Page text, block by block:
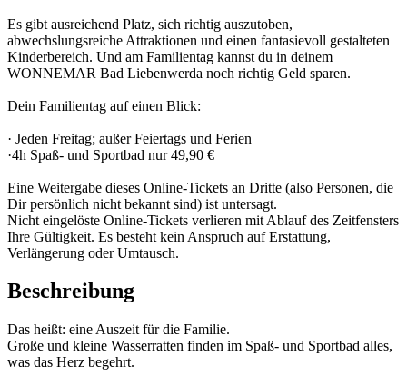
Es gibt ausreichend Platz, sich richtig auszutoben,
abwechslungsreiche Attraktionen und einen fantasievoll gestalteten
Kinderbereich. Und am Familientag kannst du in deinem
WONNEMAR Bad Liebenwerda noch richtig Geld sparen.
Dein Familientag auf einen Blick:
· Jeden Freitag; außer Feiertags und Ferien
·4h Spaß- und Sportbad nur 49,90 €
Eine Weitergabe dieses Online-Tickets an Dritte (also Personen, die
Dir persönlich nicht bekannt sind) ist untersagt.
Nicht eingelöste Online-Tickets verlieren mit Ablauf des Zeitfensters
Ihre Gültigkeit. Es besteht kein Anspruch auf Erstattung,
Verlängerung oder Umtausch.
Beschreibung
Das heißt: eine Auszeit für die Familie.
Große und kleine Wasserratten finden im Spaß- und Sportbad alles,
was das Herz begehrt.